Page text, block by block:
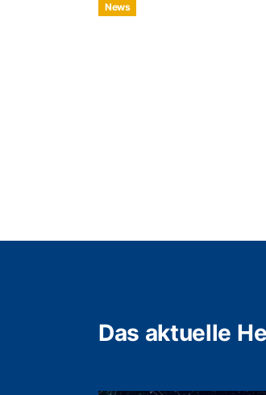
News
Das aktuelle